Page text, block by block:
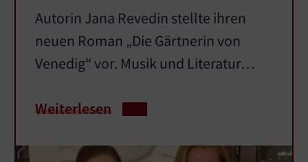
Autorin Jana Revedin stellte ihren
neuen Roman „Die Gärtnerin von
Venedig“ vor. Musik und Literatur…
Weiterlesen